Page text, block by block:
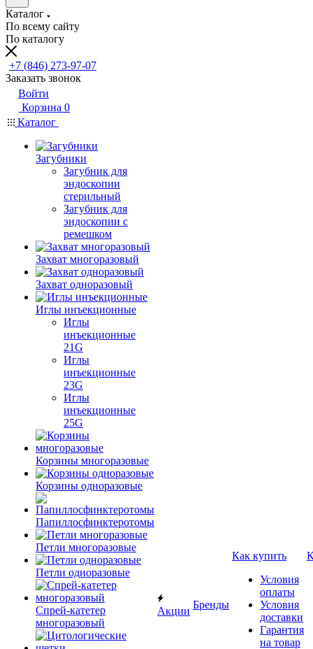
Каталог
По всему сайту
По каталогу
+7 (846) 273-97-07
Заказать звонок
Войти
Корзина 0
Каталог
Загубники
Загубник для
эндоскопии
стерильный
Загубник для
эндоскопии с
ремешком
Захват многоразовый
Захват одноразовый
Иглы инъекционные
Иглы
инъекционные
21G
Иглы
инъекционные
23G
Иглы
инъекционные
25G
Корзины многоразовые
Корзины одноразовые
Папиллосфинктеротомы
Петли многоразовые
Петли одноразовые
Спрей-катетер
многоразовый
Акции
Бренды
Как купить
Условия
оплаты
Условия
доставки
Гарантия
на товар